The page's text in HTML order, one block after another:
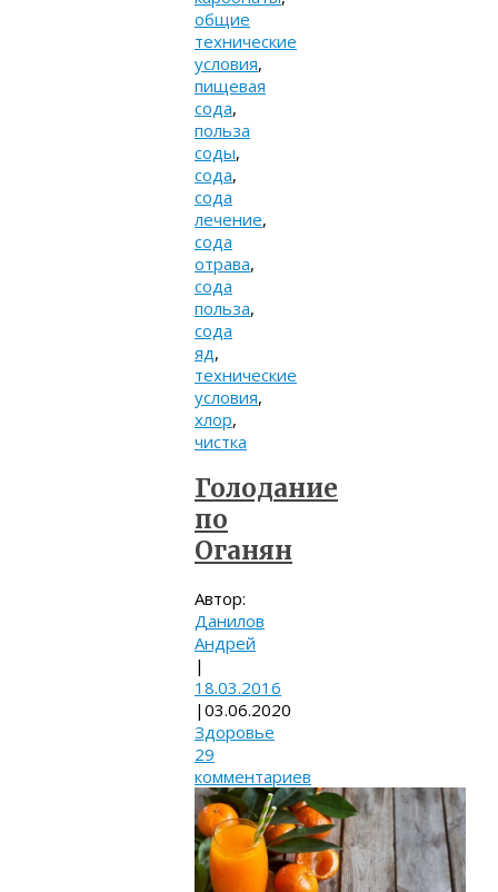
общие
технические
условия,
пищевая
сода,
польза
соды,
сода,
сода
лечение,
сода
отрава,
сода
польза,
сода
яд,
технические
условия,
хлор,
чистка
Голодание
по
Оганян
Автор:
Данилов
Андрей
|
18.03.2016
| 03.06.2020
Здоровье
29
комментариев